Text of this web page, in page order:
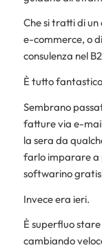
Che si tratti di
e-commerce, o
consulenza nel
È tutto
Sembrano
fatture via e-
la sera da
farlo imparare a
softwarino
Invece era ieri.
È superfluo
cambiando